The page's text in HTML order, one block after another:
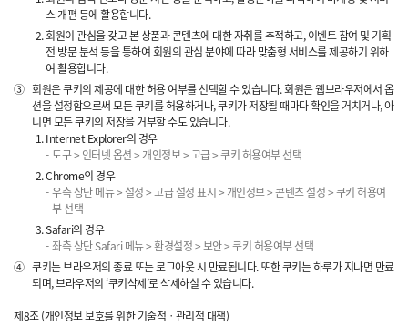
스 개편 등에 활용합니다.
회원이 관심을 갖고 본 상품과 콘텐츠에 대한 자취를 추적하고, 이벤트 참여 및 기획
전 방문 분석 등을 통하여 회원의 관심 분야에 따라 맞춤형 서비스를 제공하기 위하
여 활용합니다.
③ 회원은 쿠키의 제공에 대한 허용 여부를 선택할 수 있습니다. 회원은 웹브라우저에서 옵
션을 설정함으로써 모든 쿠키를 허용하거나, 쿠키가 저장될 때마다 확인을 거치거나, 아
니면 모든 쿠키의 저장을 거부할 수도 있습니다.
Internet Explorer의 경우
도구 > 인터넷 옵션 > 개인정보 > 고급 > 쿠키 허용여부 선택
Chrome의 경우
우측 상단 메뉴 > 설정 > 고급 설정 표시 > 개인정보 > 콘텐츠 설정 > 쿠키 허용여
부 선택
Safari의 경우
좌측 상단 Safari 메뉴 > 환경설정 > 보안 > 쿠키 허용여부 선택
④ 쿠키는 브라우저의 종료 또는 로그아웃 시 만료됩니다. 또한 쿠키는 하루가 지나면 만료
되며, 브라우저의 ‘쿠키삭제’로 삭제하실 수 있습니다.
제8조 (개인정보 보호를 위한 기술적ㆍ관리적 대책)